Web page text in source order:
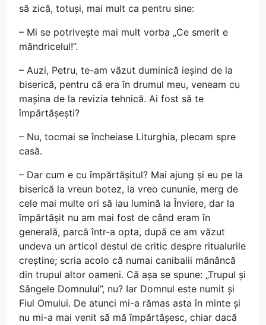
să zică, totuși, mai mult ca pentru sine:
– Mi se potrivește mai mult vorba „Ce smerit e
mândricelul!”.
– Auzi, Petru, te-am văzut duminică ieșind de la
biserică, pentru că era în drumul meu, veneam cu
mașina de la revizia tehnică. Ai fost să te
împărtășești?
– Nu, tocmai se încheiase Liturghia, plecam spre
casă.
– Dar cum e cu împărtășitul? Mai ajung și eu pe la
biserică la vreun botez, la vreo cununie, merg de
cele mai multe ori să iau lumină la Înviere, dar la
împărtășit nu am mai fost de când eram în
generală, parcă într-a opta, după ce am văzut
undeva un articol destul de critic despre ritualurile
creștine; scria acolo că numai canibalii mănâncă
din trupul altor oameni. Că așa se spune: „Trupul și
Sângele Domnului”, nu? Iar Domnul este numit și
Fiul Omului. De atunci mi-a rămas asta în minte și
nu mi-a mai venit să mă împărtășesc, chiar dacă